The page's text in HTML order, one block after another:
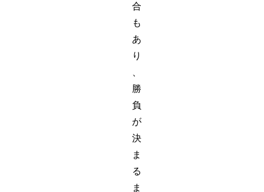
合
も
あ
り
勝
負
が
決
ま
る
ま